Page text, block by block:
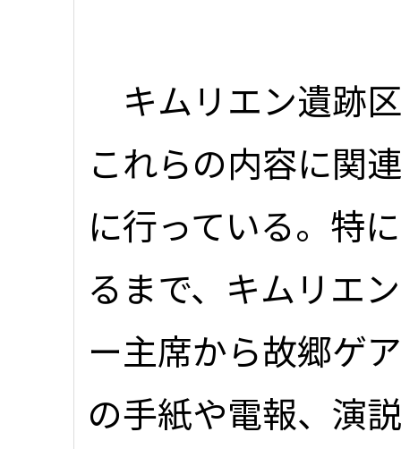
キムリエン遺跡
これらの内容に関
に行っている。特
るまで、キムリエ
ー主席から故郷ゲ
の手紙や電報、演